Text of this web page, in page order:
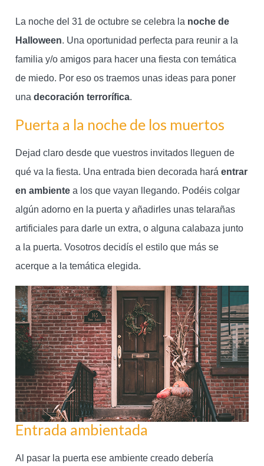
La noche del 31 de octubre se celebra la noche de
Halloween. Una oportunidad perfecta para reunir a la
familia y/o amigos para hacer una fiesta con temática
de miedo. Por eso os traemos unas ideas para poner
una decoración terrorífica.
Puerta a la noche de los muertos
Dejad claro desde que vuestros invitados lleguen de
qué va la fiesta. Una entrada bien decorada hará entrar
en ambientea los que vayan llegando. Podéis colgar
algún adorno en la puerta y añadirles unas telarañas
artificiales para darle un extra, o alguna calabaza junto
a la puerta. Vosotros decidís el estilo que más se
acerque a la temática elegida.
Entrada ambientada
Al pasar la puerta ese ambiente creado debería